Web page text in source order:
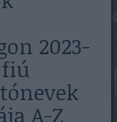
2023-
A-Z